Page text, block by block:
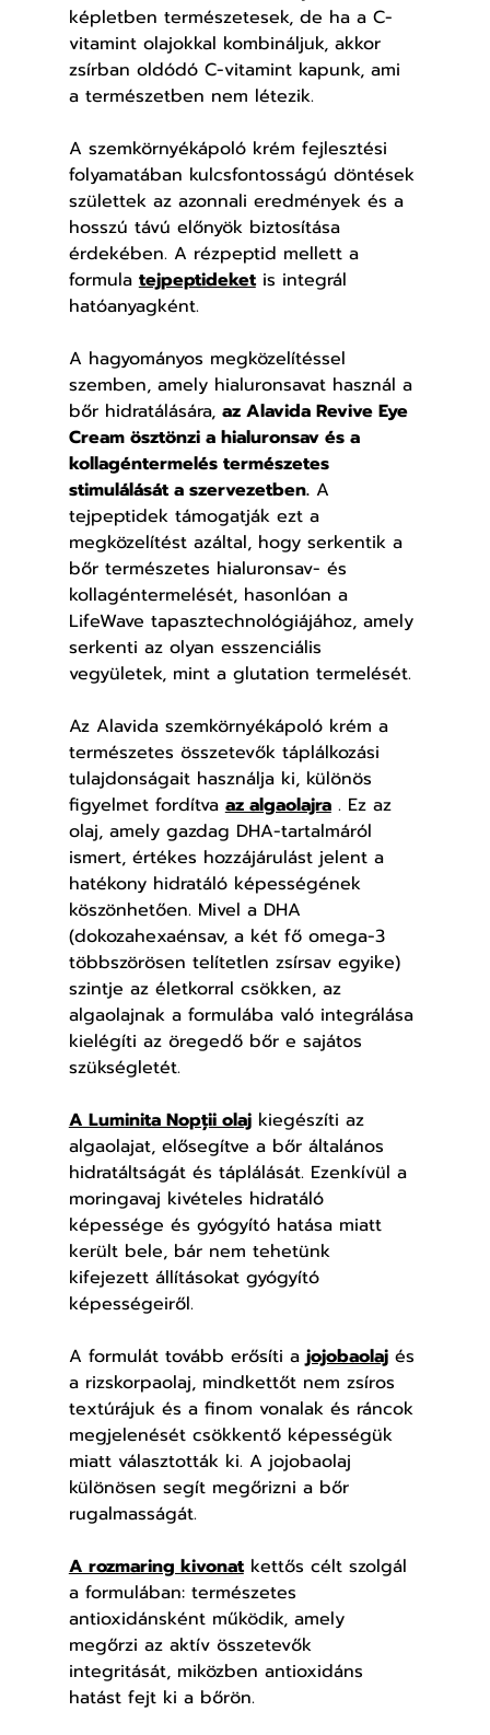
képletben természetesek, de ha a C-
vitamint olajokkal kombináljuk, akkor
zsírban oldódó C-vitamint kapunk, ami
a természetben nem létezik.
A szemkörnyékápoló krém fejlesztési
folyamatában kulcsfontosságú döntések
születtek az azonnali eredmények és a
hosszú távú előnyök biztosítása
érdekében. A rézpeptid mellett a
formula tejpeptideket is integrál
hatóanyagként.
A hagyományos megközelítéssel
szemben, amely hialuronsavat használ a
bőr hidratálására, az Alavida Revive Eye
Cream ösztönzi a hialuronsav és a
kollagéntermelés természetes
stimulálását a szervezetben. A
tejpeptidek támogatják ezt a
megközelítést azáltal, hogy serkentik a
bőr természetes hialuronsav- és
kollagéntermelését, hasonlóan a
LifeWave tapasztechnológiájához, amely
serkenti az olyan esszenciális
vegyületek, mint a glutation termelését.
Az Alavida szemkörnyékápoló krém a
természetes összetevők táplálkozási
tulajdonságait használja ki, különös
figyelmet fordítva az algaolajra . Ez az
olaj, amely gazdag DHA-tartalmáról
ismert, értékes hozzájárulást jelent a
hatékony hidratáló képességének
köszönhetően. Mivel a DHA
(dokozahexaénsav, a két fő omega-3
többszörösen telítetlen zsírsav egyike)
szintje az életkorral csökken, az
algaolajnak a formulába való integrálása
kielégíti az öregedő bőr e sajátos
szükségletét.
A Luminita Nopții olaj kiegészíti az
algaolajat, elősegítve a bőr általános
hidratáltságát és táplálását. Ezenkívül a
moringavaj kivételes hidratáló
képessége és gyógyító hatása miatt
került bele, bár nem tehetünk
kifejezett állításokat gyógyító
képességeiről.
A formulát tovább erősíti a jojobaolaj és
a rizskorpaolaj, mindkettőt nem zsíros
textúrájuk és a finom vonalak és ráncok
megjelenését csökkentő képességük
miatt választották ki. A jojobaolaj
különösen segít megőrizni a bőr
rugalmasságát.
A rozmaring kivonat kettős célt szolgál
a formulában: természetes
antioxidánsként működik, amely
megőrzi az aktív összetevők
integritását, miközben antioxidáns
hatást fejt ki a bőrön.